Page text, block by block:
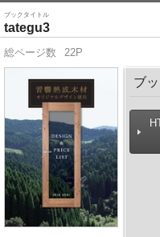
ブックタイトル
tategu3
総ページ数 22P
ブ